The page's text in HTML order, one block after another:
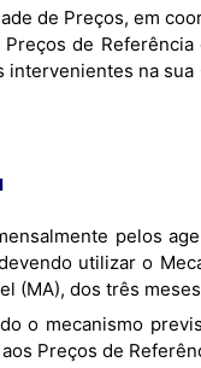
de
na
utilizar o
(MA), dos três
Preços de